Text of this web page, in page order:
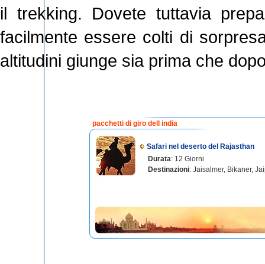
il trekking. Dovete tuttavia
facilmente essere colti di
altitudini giunge sia prima che
pacchetti di giro dell india
Safari nel deserto del Rajasthan
Durata: 12 Giorni
Destinazioni: Jaisalmer, Bikaner,